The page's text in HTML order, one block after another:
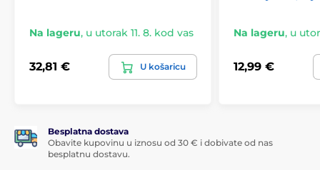
jednostavna koraka
kompatibilan s uređajima poput iPad Pro treće
generacije, iPad mini 6, iPad Air pete generacije,
Na lageru, u utorak 11. 8. kod vas
32,81 € U košaricu
Na lageru, u
12,99 €
Besplatna dostava
Obavite kupovinu u iznosu od 30 € i dobivate od nas
besplatnu dostavu.